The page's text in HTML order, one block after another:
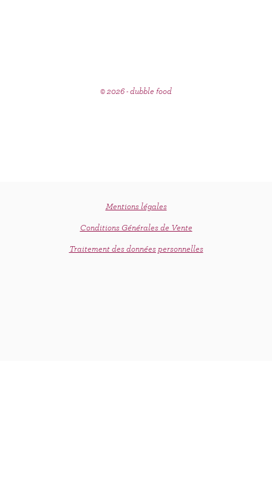
Mentions légales
Conditions Générales de Vente
© 2026 - dubble food
Traitement des données personnelles